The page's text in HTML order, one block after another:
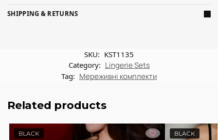
SHIPPING & RETURNS
SKU: KST1135
Category: Lingerie Sets
Tag: Мереживні комплекти
Related products
BLACK BLACK